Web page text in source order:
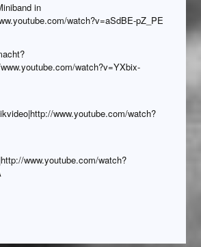
in
watch?v=aSdBE-pZ_PE
watch?v=YXbix-
www.youtube.com/watch?
www.youtube.com/watch?